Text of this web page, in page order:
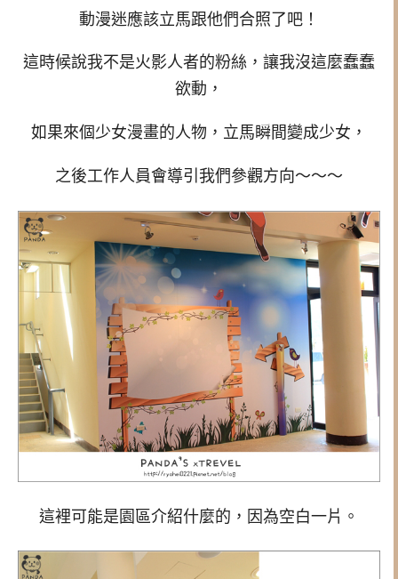
動漫迷應該立馬跟他們合照了吧！
這時候說我不是火影人者的粉絲，讓我沒這麼蠢蠢
欲動，
如果來個少女漫畫的人物，立馬瞬間變成少女，
之後工作人員會導引我們參觀方向～～～
這裡可能是園區介紹什麼的，因為空白一片。